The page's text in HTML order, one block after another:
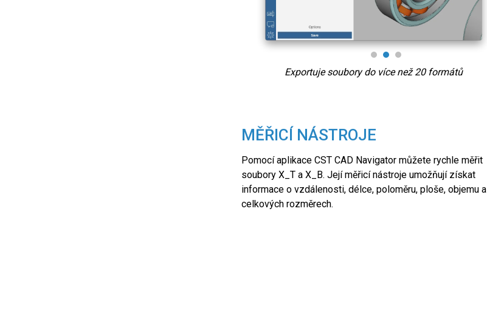
Exportuje soubory do více než 20 formátů
MĚŘICÍ NÁSTROJE
Pomocí aplikace CST CAD Navigator můžete rychle měřit
soubory X_T a X_B. Její měřicí nástroje umožňují získat
informace o vzdálenosti, délce, poloměru, ploše, objemu a
celkových rozměrech.